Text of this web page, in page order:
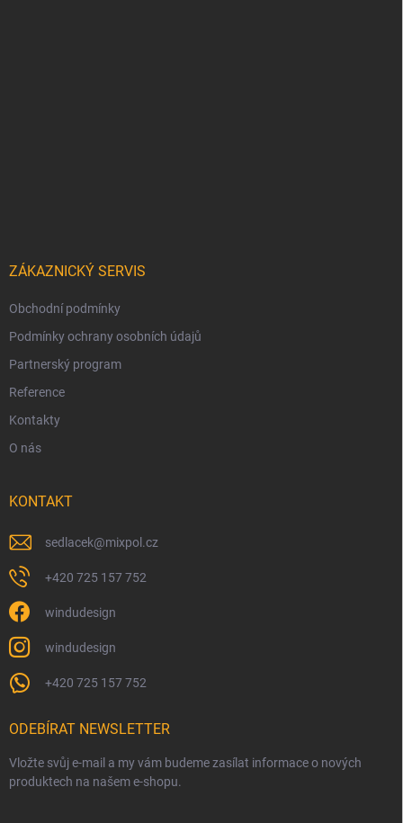
ZÁKAZNICKÝ SERVIS
Obchodní podmínky
Podmínky ochrany osobních údajů
Partnerský program
Reference
Kontakty
O nás
KONTAKT
sedlacek@mixpol.cz
+420 725 157 752
windudesign
windudesign
+420 725 157 752
ODEBÍRAT NEWSLETTER
Vložte svůj e-mail a my vám budeme zasílat informace o nových
produktech na našem e-shopu.